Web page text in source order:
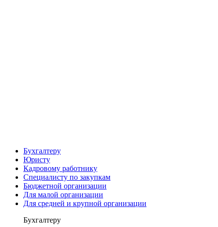
Бухгалтеру
Юристу
Кадровому работнику
Специалисту по закупкам
Бюджетной организации
Для малой организации
Для средней и крупной организации
Бухгалтеру